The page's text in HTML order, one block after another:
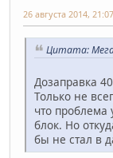
26 августа 2014,
Цитата:
Дозаправка
Только не
что проблема
блок. Но
бы не стал в